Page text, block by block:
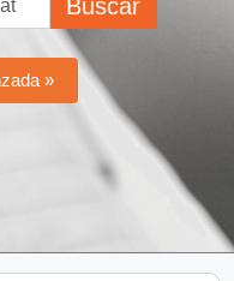
Buscar
»